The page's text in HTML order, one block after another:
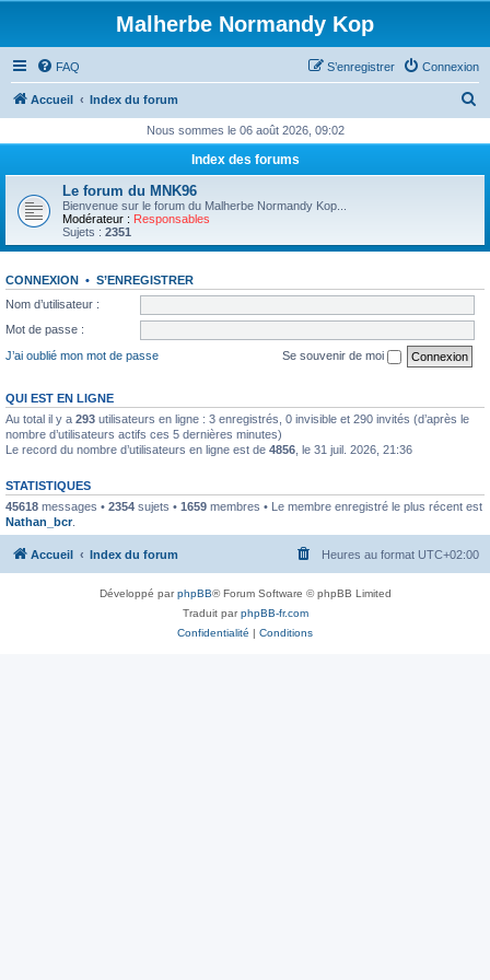
Malherbe Normandy Kop
FAQ Connexion
S’enregistrer
Accueil Index du forum
h
c
Nous sommes le 06 août 2026, 09:02
Index des forums
Le forum du MNK96
Bienvenue sur le forum du Malherbe Normandy Kop...
Modérateur : Responsables
Sujets : 2351
CONNEXION • S’ENREGISTRER
Nom d’utilisateur :
Mot de passe :
J’ai oublié mon mot de passe
Se souvenir de moi
QUI EST EN LIGNE
Au total il y a 293 utilisateurs en ligne : 3 enregistrés, 0 invisible et 290 invités (d’après le
nombre d’utilisateurs actifs ces 5 dernières minutes)
Le record du nombre d’utilisateurs en ligne est de 4856 , le 31 juil. 2026, 21:36
STATISTIQUES
45618 messages • 2354 sujets • 1659 membres • Le membre enregistré le plus récent est
Nathan_bcr.
Accueil Index du forum Heures au format UTC+02:00
Développé parphpBB® Forum Software © phpBB Limited
Traduit parphpBB-fr.com
Confidentialité | Conditions